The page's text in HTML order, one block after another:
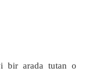
bir arada tutan o